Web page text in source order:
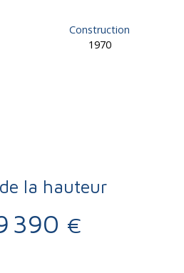
Construction
1970
la hauteur
390 €